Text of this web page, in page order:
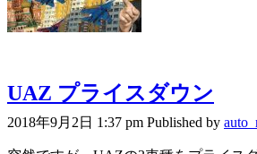
UAZ プライスダウン
2018年9月2日 1:37 pm Published by